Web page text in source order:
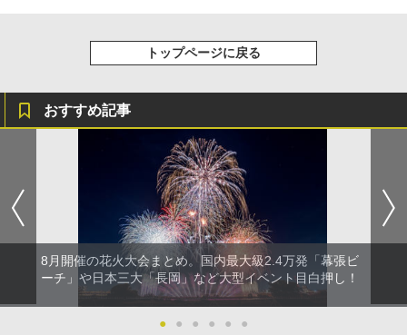
トップページに戻る
おすすめ記事
8月開催の花火大会まとめ。国内最大級2.4万発「幕張ビ
ーチ」や日本三大「長岡」など大型イベント目白押し！
● ● ● ● ● ●